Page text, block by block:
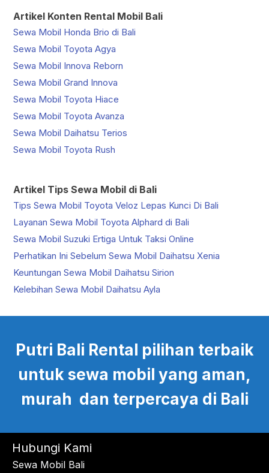
Artikel Konten Rental Mobil Bali
Sewa Mobil Honda Brio di Bali
Sewa Mobil Toyota Agya
Sewa Mobil Innova Reborn
Sewa Mobil Grand Innova
Sewa Mobil Toyota Hiace
Sewa Mobil Toyota Avanza
Sewa Mobil Daihatsu Terios
Sewa Mobil Toyota Rush
Artikel Tips Sewa Mobil di Bali
Tips Sewa Mobil Toyota Veloz Lepas Kunci Di Bali
Layanan Sewa Mobil Toyota Alphard di Bali
Sewa Mobil Suzuki Ertiga Untuk Taksi Online
Perhatikan Ini Sebelum Sewa Mobil Daihatsu Xenia
Keuntungan Sewa Mobil Daihatsu Sirion
Kelebihan Sewa Mobil Daihatsu Ayla
Putri Bali Rental pilihan terbaik
untuk sewa mobil yang aman,
murah dan terpercaya di Bali
Hubungi Kami
Sewa Mobil Bali